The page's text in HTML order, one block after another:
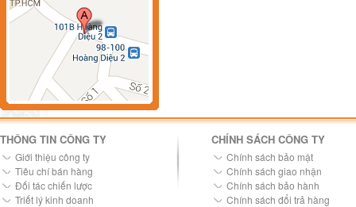
THÔNG TIN CÔNG TY
Giới thiệu công ty
Tiêu chí bán hàng
Đối tác chiến lược
Triết lý kinh doanh
CHÍNH SÁCH CÔNG TY
Chính sách bảo mật
Chính sách giao nhận
Chính sách bảo hành
Chính sách đổi trả hàng